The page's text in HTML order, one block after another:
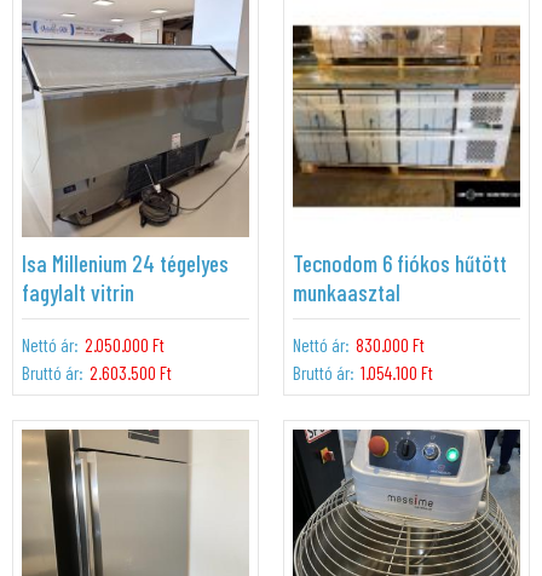
Isa Millenium 24 tégelyes
fagylalt vitrin
Nettó ár: 2.050.000 Ft
Bruttó ár: 2.603.500 Ft
Tecnodom 6 fiókos hűtött
munkaasztal
Nettó ár: 830.000 Ft
Bruttó ár: 1.054.100 Ft